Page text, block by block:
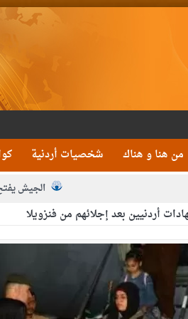
من هنا و هناك شخصيات أردنية
الجيش
الأمن يتلف 16 مليون حبة كبتاجون و1480 كغم مواد مخدرة
القاضي يلتقي رؤساء تحرير الصحف
اتصالا هاتفيا من العاهل البحريني
أردنيين بعد إجلائهم من فنزويلا